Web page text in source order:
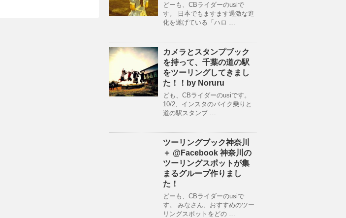
どーも、CBライダーのusiで
す。 日本でもますます過激な進
化を遂げている「ハロ …
カメラとスタンプブック
を持って、千葉の道の駅
をツーリングしてきまし
た！！by Noruru
ども、CBライダーのusiです。
10/2、インスタのバイク乗りと
道の駅スタンプ …
ツーリングブック神奈川
＋ @Facebook 神奈川の
ツーリングスポットが集
まるグループ作りまし
た！
どーも、CBライダーのusiで
す。 みなさん、おすすめのツー
リングスポットをどの …